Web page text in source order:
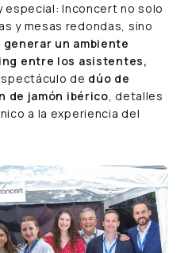
especial: Inconcert no solo
y mesas redondas, sino
generar un ambiente
entre los asistentes,
de dúo de
de jamón ibérico, detalles
a la experiencia del